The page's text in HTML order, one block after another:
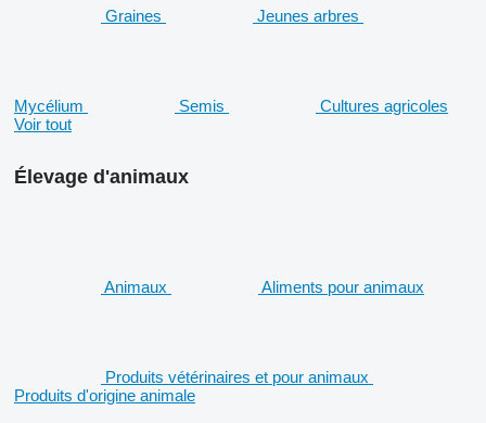
Graines Jeunes arbres
Mycélium Semis
Cultures agricoles
Voir tout
Élevage d'animaux
Animaux Aliments pour animaux
Produits vétérinaires et pour animaux
Produits d'origine animale